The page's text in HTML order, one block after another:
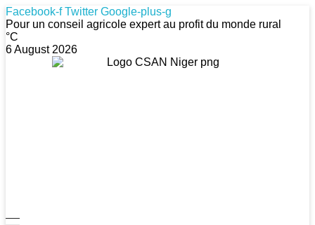
Facebook-f Twitter Google-plus-g
Pour un conseil agricole expert au profit du monde rural
°C
6 August 2026